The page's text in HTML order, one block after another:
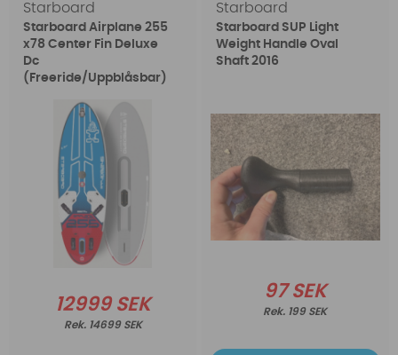
Starboard
Starboard Airplane 255
x78 Center Fin Deluxe
Dc
(Freeride/Uppblåsbar)
12999 SEK
14699 SEK
Starboard
Starboard SUP Light
Weight Handle Oval
Shaft 2016
97 SEK
199 SEK